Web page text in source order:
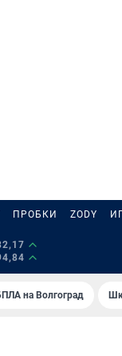
ПРОБКИ ZODY
на Волгоград